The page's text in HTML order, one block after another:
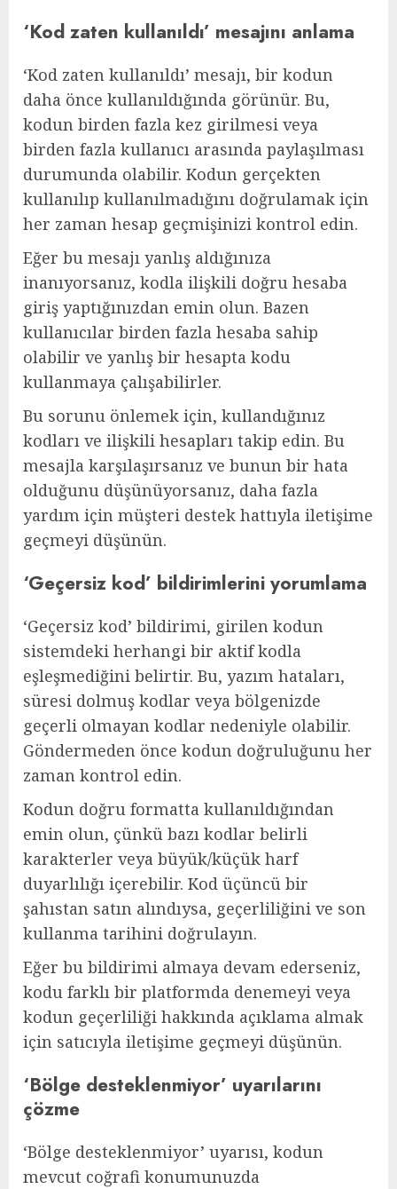
‘Kod zaten kullanıldı’ mesajını anlama
‘Kod zaten kullanıldı’ mesajı, bir kodun
daha önce kullanıldığında görünür. Bu,
kodun birden fazla kez girilmesi veya
birden fazla kullanıcı arasında paylaşılması
durumunda olabilir. Kodun gerçekten
kullanılıp kullanılmadığını doğrulamak için
her zaman hesap geçmişinizi kontrol edin.
Eğer bu mesajı yanlış aldığınıza
inanıyorsanız, kodla ilişkili doğru hesaba
giriş yaptığınızdan emin olun. Bazen
kullanıcılar birden fazla hesaba sahip
olabilir ve yanlış bir hesapta kodu
kullanmaya çalışabilirler.
Bu sorunu önlemek için, kullandığınız
kodları ve ilişkili hesapları takip edin. Bu
mesajla karşılaşırsanız ve bunun bir hata
olduğunu düşünüyorsanız, daha fazla
yardım için müşteri destek hattıyla iletişime
geçmeyi düşünün.
‘Geçersiz kod’ bildirimlerini yorumlama
‘Geçersiz kod’ bildirimi, girilen kodun
sistemdeki herhangi bir aktif kodla
eşleşmediğini belirtir. Bu, yazım hataları,
süresi dolmuş kodlar veya bölgenizde
geçerli olmayan kodlar nedeniyle olabilir.
Göndermeden önce kodun doğruluğunu her
zaman kontrol edin.
Kodun doğru formatta kullanıldığından
emin olun, çünkü bazı kodlar belirli
karakterler veya büyük/küçük harf
duyarlılığı içerebilir. Kod üçüncü bir
şahıstan satın alındıysa, geçerliliğini ve son
kullanma tarihini doğrulayın.
Eğer bu bildirimi almaya devam ederseniz,
kodu farklı bir platformda denemeyi veya
kodun geçerliliği hakkında açıklama almak
için satıcıyla iletişime geçmeyi düşünün.
‘Bölge desteklenmiyor’ uyarılarını
çözme
‘Bölge desteklenmiyor’ uyarısı, kodun
mevcut coğrafi konumunuzda